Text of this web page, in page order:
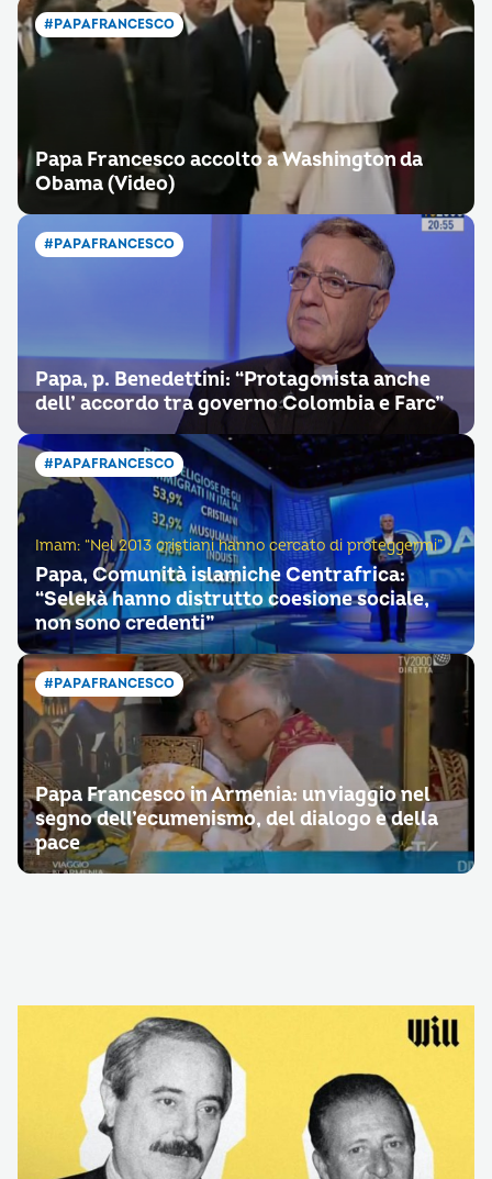
#PAPAFRANCESCO
Papa Francesco accolto a Washington da
Obama (Video)
#PAPAFRANCESCO
Papa, p. Benedettini: “Protagonista anche
dell’ accordo tra governo Colombia e Farc”
#PAPAFRANCESCO
Imam: “Nel 2013 cristiani hanno cercato di proteggermi”
Papa, Comunità islamiche Centrafrica:
“Selekà hanno distrutto coesione sociale,
non sono credenti”
#PAPAFRANCESCO
Papa Francesco in Armenia: un viaggio nel
segno dell’ecumenismo, del dialogo e della
pace